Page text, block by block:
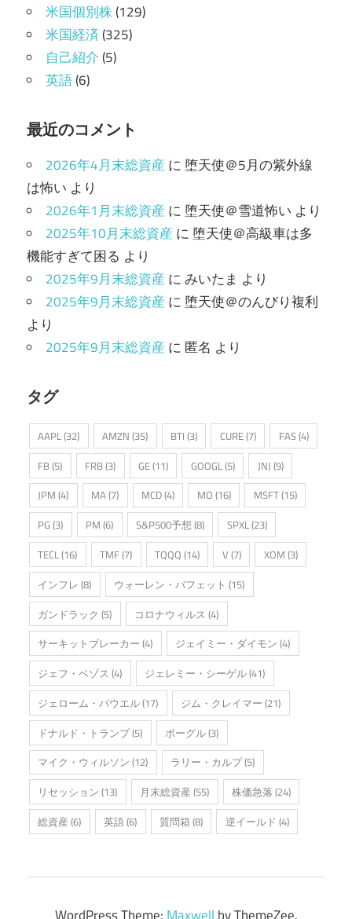
米国個別株(129)
米国経済(325)
自己紹介(5)
英語(6)
最近のコメント
2026年4月末総資産に 堕天使＠5月の紫外線
は怖い より
2026年1月末総資産に 堕天使＠雪道怖い より
2025年10月末総資産に 堕天使＠高級車は多
機能すぎて困る より
2025年9月末総資産にみいたま より
2025年9月末総資産に 堕天使＠のんびり複利
より
2025年9月末総資産に 匿名 より
タグ
AAPL(32) AMZN (35) BTI (3) CURE(7) FAS(4)
FB(5) FRB(3) GE(11) GOOGL(5) JNJ (9)
JPM (4) MA(7) MCD(4) MO (16) MSFT(15)
PG (3) PM (6) S&P500予想(8) SPXL(23)
TECL(16) TMF(7) TQQQ (14) V (7) XOM (3)
インフレ (8) ウォーレン・バフェット (15)
ガンドラック (5) コロナウィルス (4)
サーキットブレーカー (4) ジェイミー・ダイモン (4)
ジェフ・ベゾス (4) ジェレミー・シーゲル(41)
ジェローム・パウエル(17) ジム・クレイマー (21)
ドナルド・トランプ(5) ボーグル(3)
マイク・ウィルソン (12) ラリー・カルプ(5)
リセッション (13) 月末総資産(55) 株価急落 (24)
総資産(6) 英語(6) 質問箱 (8) 逆イールド (4)